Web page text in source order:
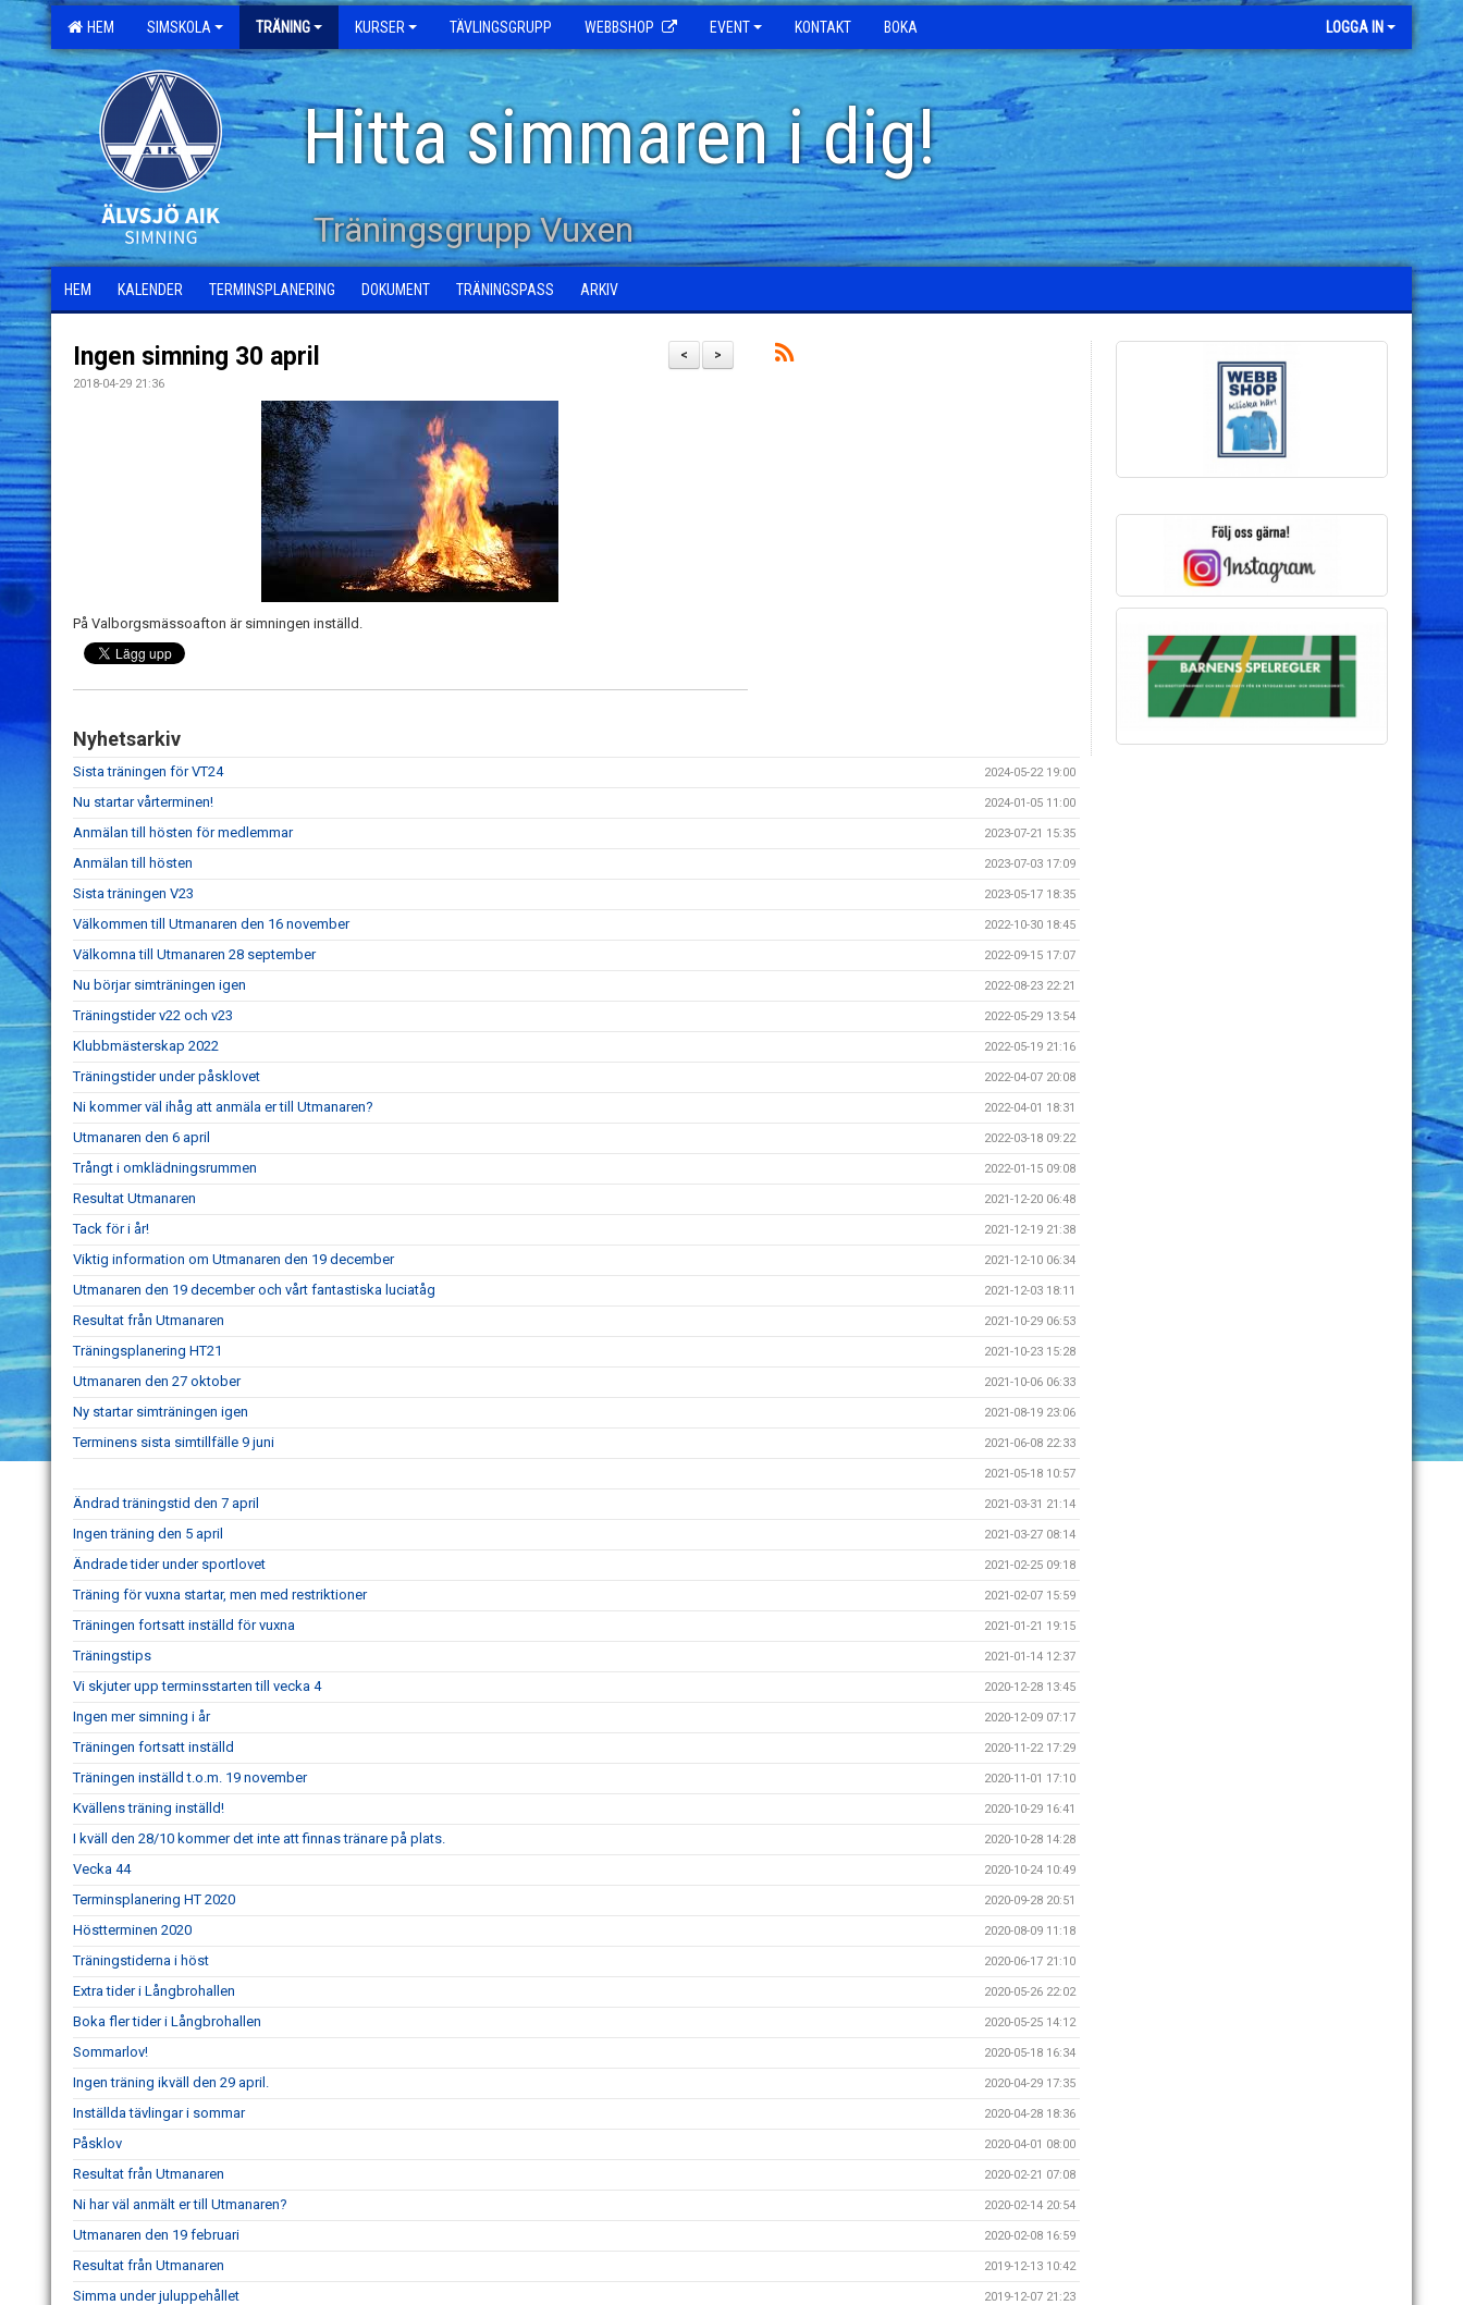
HEM SIMSKOLA TRÄNING KURSER TÄVLINGSGRUPP WEBBSHOP EVENT KONTAKT BOKA LOGGA IN
Hitta simmaren i dig!
Träningsgrupp Vuxen
HEM KALENDER TERMINSPLANERING DOKUMENT TRÄNINGSPASS ARKIV
>
<
Ingen simning 30 april
2018-04-29 21:36
På Valborgsmässoafton är simningen inställd.
Nyhetsarkiv
Sista träningen för VT24 2024-05-22 19:00
Nu startar vårterminen! 2024-01-05 11:00
Anmälan till hösten för medlemmar 2023-07-21 15:35
Anmälan till hösten 2023-07-03 17:09
Sista träningen V23 2023-05-17 18:35
Välkommen till Utmanaren den 16 november 2022-10-30 18:45
Välkomna till Utmanaren 28 september 2022-09-15 17:07
Nu börjar simträningen igen 2022-08-23 22:21
Träningstider v22 och v23 2022-05-29 13:54
Klubbmästerskap 2022 2022-05-19 21:16
Träningstider under påsklovet 2022-04-07 20:08
Ni kommer väl ihåg att anmäla er till Utmanaren? 2022-04-01 18:31
Utmanaren den 6 april 2022-03-18 09:22
Trångt i omklädningsrummen 2022-01-15 09:08
Resultat Utmanaren 2021-12-20 06:48
Tack för i år! 2021-12-19 21:38
Viktig information om Utmanaren den 19 december 2021-12-10 06:34
Utmanaren den 19 december och vårt fantastiska luciatåg 2021-12-03 18:11
Resultat från Utmanaren 2021-10-29 06:53
Träningsplanering HT21 2021-10-23 15:28
Utmanaren den 27 oktober 2021-10-06 06:33
Ny startar simträningen igen 2021-08-19 23:06
Terminens sista simtillfälle 9 juni 2021-06-08 22:33
2021-05-18 10:57
Ändrad träningstid den 7 april 2021-03-31 21:14
Ingen träning den 5 april 2021-03-27 08:14
Ändrade tider under sportlovet 2021-02-25 09:18
Träning för vuxna startar, men med restriktioner 2021-02-07 15:59
Träningen fortsatt inställd för vuxna 2021-01-21 19:15
Träningstips 2021-01-14 12:37
Vi skjuter upp terminsstarten till vecka 4 2020-12-28 13:45
Ingen mer simning i år 2020-12-09 07:17
Träningen fortsatt inställd 2020-11-22 17:29
Träningen inställd t.o.m. 19 november 2020-11-01 17:10
Kvällens träning inställd! 2020-10-29 16:41
I kväll den 28/10 kommer det inte att finnas tränare på plats. 2020-10-28 14:28
Vecka 44 2020-10-24 10:49
Terminsplanering HT 2020 2020-09-28 20:51
Höstterminen 2020 2020-08-09 11:18
Träningstiderna i höst 2020-06-17 21:10
Extra tider i Långbrohallen 2020-05-26 22:02
Boka fler tider i Långbrohallen 2020-05-25 14:12
Sommarlov! 2020-05-18 16:34
Ingen träning ikväll den 29 april. 2020-04-29 17:35
Inställda tävlingar i sommar 2020-04-28 18:36
Påsklov 2020-04-01 08:00
Resultat från Utmanaren 2020-02-21 07:08
Ni har väl anmält er till Utmanaren? 2020-02-14 20:54
Utmanaren den 19 februari 2020-02-08 16:59
Resultat från Utmanaren 2019-12-13 10:42
Simma under juluppehållet 2019-12-07 21:23